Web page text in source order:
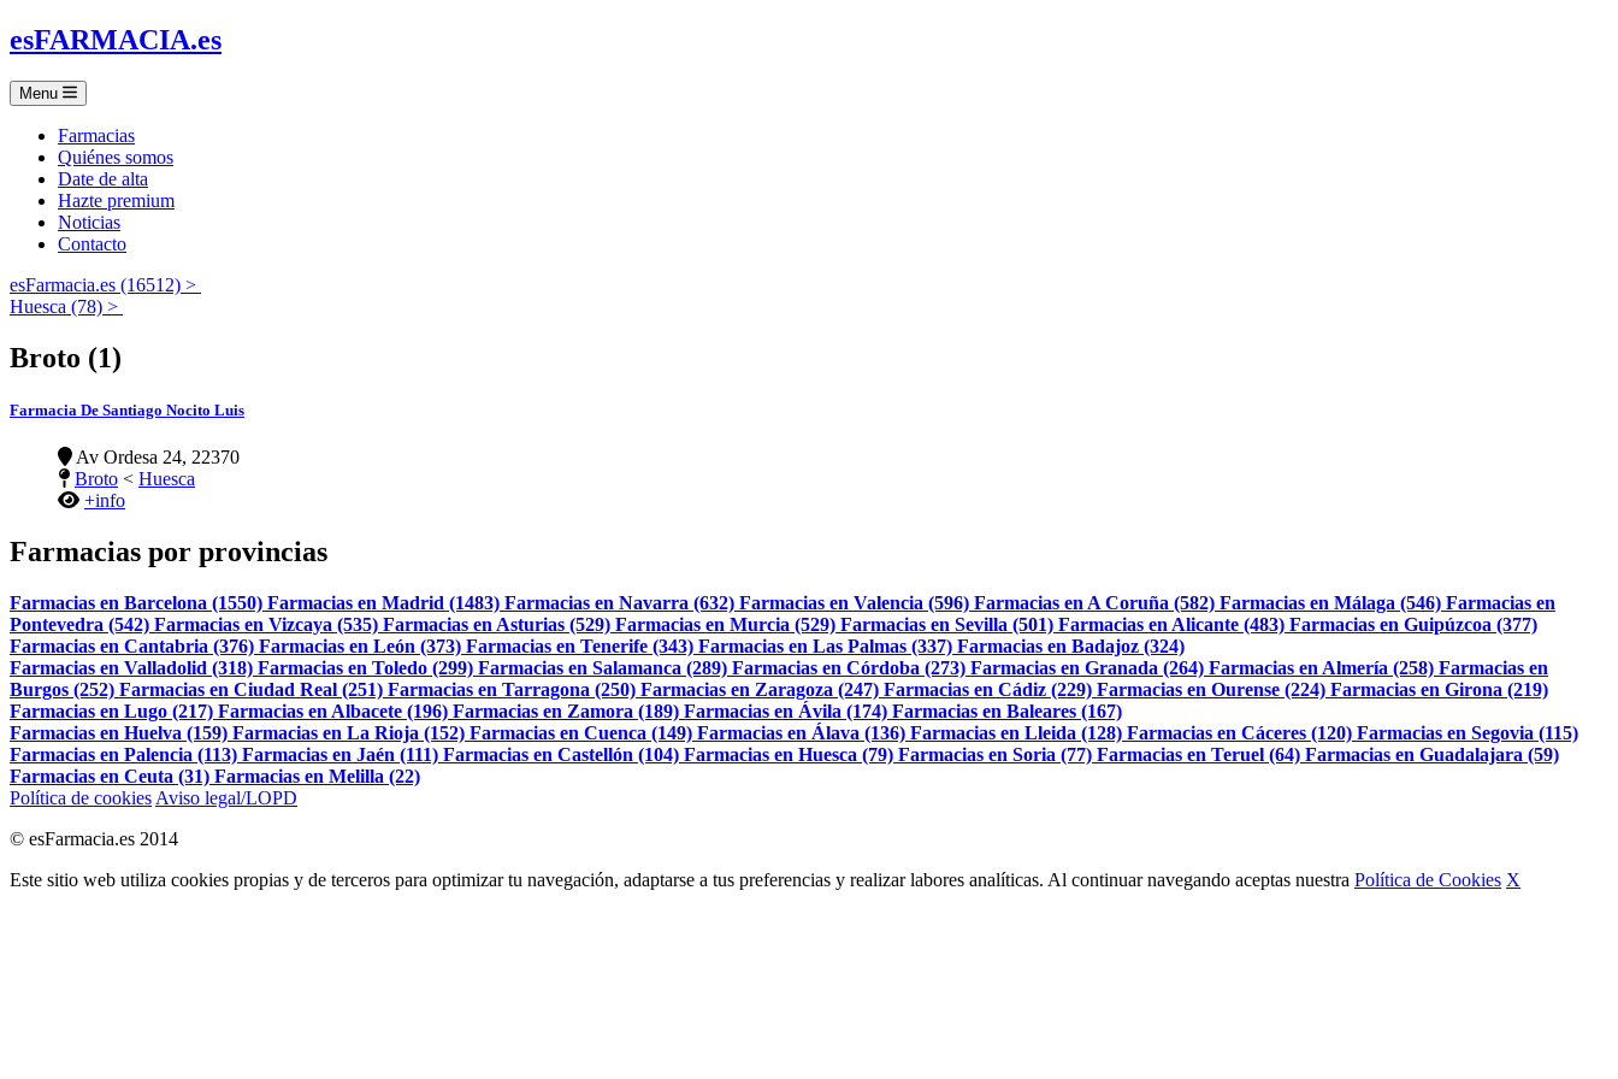
esFARMACIA.es
Menu
Farmacias
Quiénes somos
Date de alta
Hazte premium
Noticias
Contacto
esFarmacia.es (16512) >
Huesca (78) >
Broto (1)
Farmacia De Santiago Nocito Luis
Av Ordesa 24, 22370
Broto < Huesca
+info
Farmacias por provincias
Farmacias en Barcelona (1550) Farmacias en Madrid (1483) Farmacias en Navarra (632) Farmacias en Valencia (596) Farmacias en A Coruña (582) Farmacias en Málaga (546) Farmacias en
Pontevedra (542) Farmacias en Vizcaya (535) Farmacias en Asturias (529) Farmacias en Murcia (529) Farmacias en Sevilla (501) Farmacias en Alicante (483) Farmacias en Guipúzcoa (377)
Farmacias en Cantabria (376) Farmacias en León (373) Farmacias en Tenerife (343) Farmacias en Las Palmas (337) Farmacias en Badajoz (324)
Farmacias en Valladolid (318) Farmacias en Toledo (299) Farmacias en Salamanca (289) Farmacias en Córdoba (273) Farmacias en Granada (264) Farmacias en Almería (258) Farmacias en
Burgos (252) Farmacias en Ciudad Real (251) Farmacias en Tarragona (250) Farmacias en Zaragoza (247) Farmacias en Cádiz (229) Farmacias en Ourense (224) Farmacias en Girona (219)
Farmacias en Lugo (217) Farmacias en Albacete (196) Farmacias en Zamora (189) Farmacias en Ávila (174) Farmacias en Baleares (167)
Farmacias en Huelva (159) Farmacias en La Rioja (152) Farmacias en Cuenca (149) Farmacias en Álava (136) Farmacias en Lleida (128) Farmacias en Cáceres (120) Farmacias en Segovia (115)
Farmacias en Palencia (113) Farmacias en Jaén (111) Farmacias en Castellón (104) Farmacias en Huesca (79) Farmacias en Soria (77) Farmacias en Teruel (64) Farmacias en Guadalajara (59)
Farmacias en Ceuta (31) Farmacias en Melilla (22)
Política de cookies Aviso legal/LOPD
© esFarmacia.es 2014
Este sitio web utiliza cookies propias y de terceros para optimizar tu navegación, adaptarse a tus preferencias y realizar labores analíticas. Al continuar navegando aceptas nuestra Política de Cookies X